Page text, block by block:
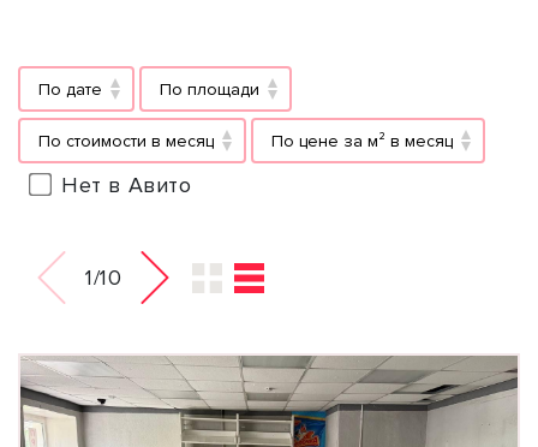
По дате По площади
По стоимости в месяц По цене за м² в месяц
Нет в Авито
1/10